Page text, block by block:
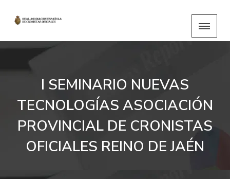
I SEMINARIO NUEVAS
TECNOLOGÍAS ASOCIACIÓN
PROVINCIAL DE CRONISTAS
OFICIALES REINO DE JAÉN